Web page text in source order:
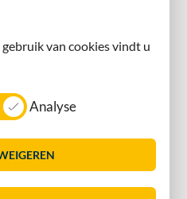
van cookies vindt u
Analyse